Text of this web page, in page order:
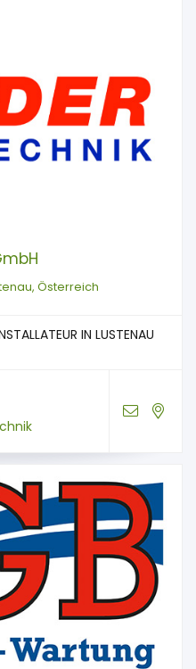
Österreich
IN LUSTENAU